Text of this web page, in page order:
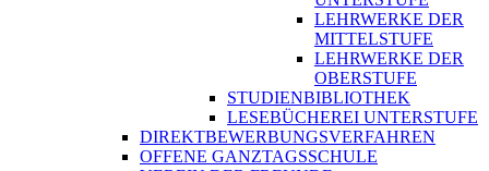
LEHRWERKE DER
MITTELSTUFE
LEHRWERKE DER
OBERSTUFE
STUDIENBIBLIOTHEK
LESEBÜCHEREI UNTERSTUFE
DIREKTBEWERBUNGSVERFAHREN
OFFENE GANZTAGSSCHULE